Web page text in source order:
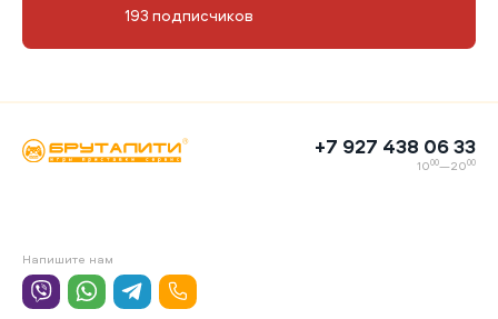
193 подписчиков
+7 927 438 06 33
1000—2000
Напишите нам